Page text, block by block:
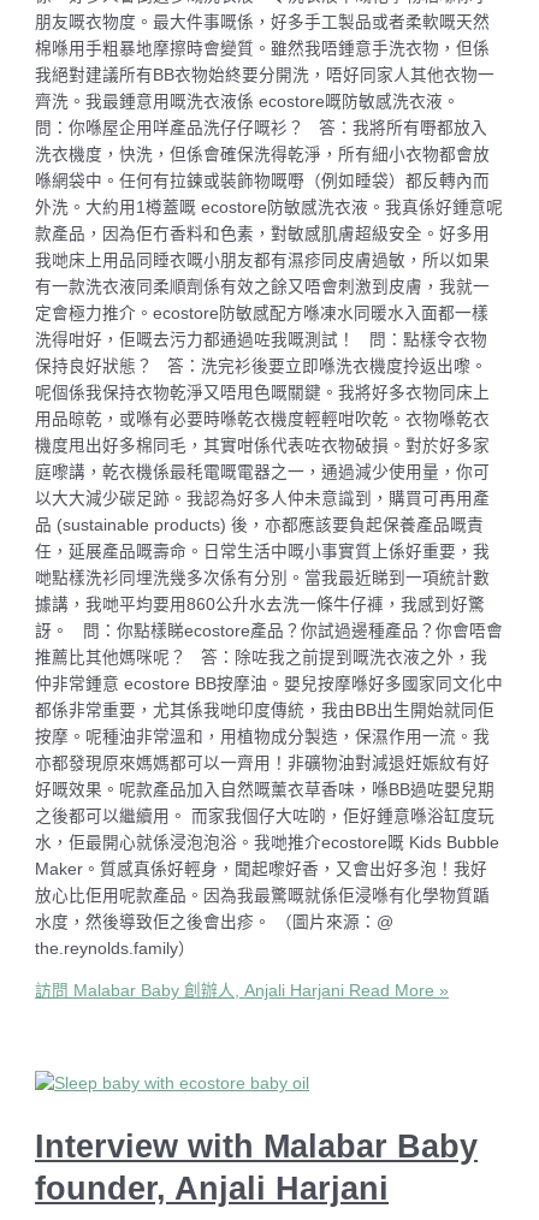
朋友嘅衣物度。最大件事嘅係，好多手工製品或者柔軟嘅天然
棉喺用手粗暴地摩擦時會變質。雖然我唔鍾意手洗衣物，但係
我絕對建議所有BB衣物始終要分開洗，唔好同家人其他衣物一
齊洗。我最鍾意用嘅洗衣液係 ecostore嘅防敏感洗衣液。
問：你喺屋企用咩產品洗仔仔嘅衫？ 答：我將所有嘢都放入
洗衣機度，快洗，但係會確保洗得乾淨，所有細小衣物都會放
喺網袋中。任何有拉鍊或裝飾物嘅嘢（例如睡袋）都反轉內而
外洗。大約用1樽蓋嘅 ecostore防敏感洗衣液。我真係好鍾意呢
款產品，因為佢冇香料和色素，對敏感肌膚超級安全。好多用
我哋床上用品同睡衣嘅小朋友都有濕疹同皮膚過敏，所以如果
有一款洗衣液同柔順劑係有效之餘又唔會刺激到皮膚，我就一
定會極力推介。ecostore防敏感配方喺凍水同暖水入面都一樣
洗得咁好，佢嘅去污力都通過咗我嘅測試！ 問：點樣令衣物
保持良好狀態？ 答：洗完衫後要立即喺洗衣機度拎返出嚟。
呢個係我保持衣物乾淨又唔甩色嘅關鍵。我將好多衣物同床上
用品晾乾，或喺有必要時喺乾衣機度輕輕咁吹乾。衣物喺乾衣
機度甩出好多棉同毛，其實咁係代表咗衣物破損。對於好多家
庭嚟講，乾衣機係最秏電嘅電器之一，通過減少使用量，你可
以大大減少碳足跡。我認為好多人仲未意識到，購買可再用產
品 (sustainable products) 後，亦都應該要負起保養產品嘅責
任，延展產品嘅壽命。日常生活中嘅小事實質上係好重要，我
哋點樣洗衫同埋洗幾多次係有分別。當我最近睇到一項統計數
據講，我哋平均要用860公升水去洗一條牛仔褲，我感到好驚
訝。 問：你點樣睇ecostore產品？你試過邊種產品？你會唔會
推薦比其他媽咪呢？ 答：除咗我之前提到嘅洗衣液之外，我
仲非常鍾意 ecostore BB按摩油。嬰兒按摩喺好多國家同文化中
都係非常重要，尤其係我哋印度傳統，我由BB出生開始就同佢
按摩。呢種油非常溫和，用植物成分製造，保濕作用一流。我
亦都發現原來媽媽都可以一齊用！非礦物油對減退妊娠紋有好
好嘅效果。呢款產品加入自然嘅薰衣草香味，喺BB過咗嬰兒期
之後都可以繼續用。 而家我個仔大咗啲，佢好鍾意喺浴缸度玩
水，佢最開心就係浸泡泡浴。我哋推介ecostore嘅 Kids Bubble
Maker。質感真係好輕身，聞起嚟好香，又會出好多泡！我好
放心比佢用呢款產品。因為我最驚嘅就係佢浸喺有化學物質踲
水度，然後導致佢之後會出疹。 （圖片來源：@
the.reynolds.family）
訪問 Malabar Baby 創辦人, Anjali Harjani Read More »
Interview with Malabar Baby
founder, Anjali Harjani